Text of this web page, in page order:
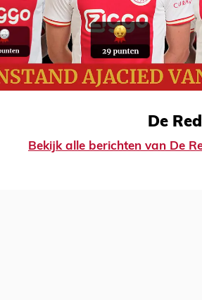
De
Bekijk alle berichten van De